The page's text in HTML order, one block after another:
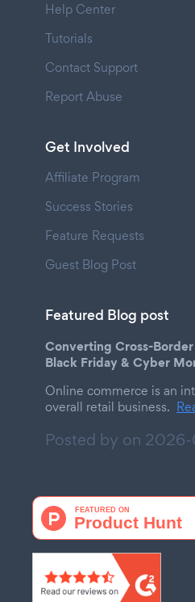
Help Center
Tutorials
Contact Support
Report Abuse
Get Involved
Affiliate Program
Success Stories
Feature Requests
Guest Blog Post
Featured Blog post
Converting Cross-
Black Friday & Cyber
Online commerce is an
overall retail business.
Posted by on